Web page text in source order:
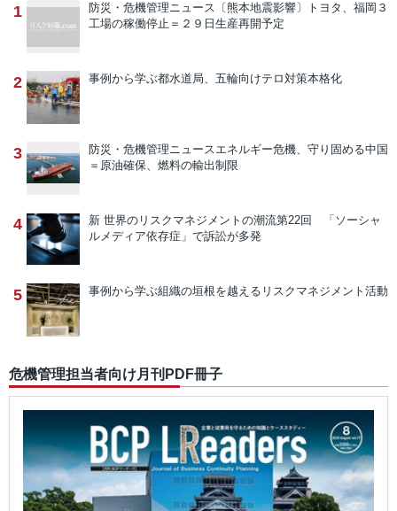
1 防災・危機管理ニュース 〔熊本地震影響〕トヨタ、福岡３
工場の稼働停止＝２９日生産再開予定
2 事例から学ぶ都水道局、五輪向けテロ対策本格化
3 防災・危機管理ニュースエネルギー危機、守り固める中国
＝原油確保、燃料の輸出制限
4 新 世界のリスクマネジメントの潮流第22回 「ソーシャ
ルメディア依存症」で訴訟が多発
5 事例から学ぶ組織の垣根を越えるリスクマネジメント活動
危機管理担当者向け月刊PDF冊子